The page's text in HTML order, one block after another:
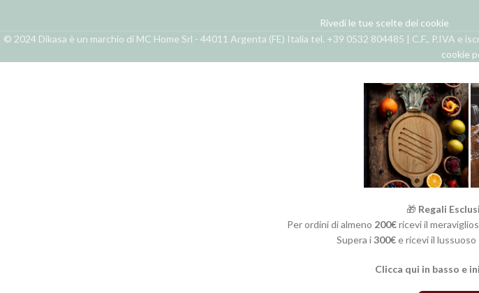
Rivedi le tue scelte dei cookie
© 2024 Dikasa è un marchio di MC Home Srl - 44011 Argenta (FE) Italia tel. +39 0532 804485 | C.F., P.IVA e
cookie
🎁 Regali
Per ordini di almeno 200€ricevi il
Supera i300€e ricevi il lussuoso
Clicca qui in basso e